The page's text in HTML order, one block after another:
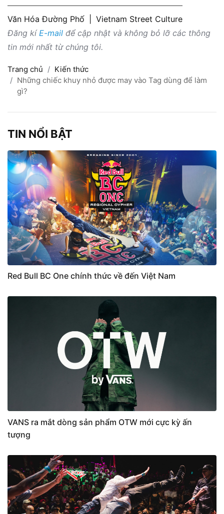
Văn Hóa Đường Phố
Vietnam Street Culture
Đăng kí E-mail để cập nhật và không bỏ lỡ các thông
tin mới nhất từ chúng tôi.
Trang chủ
Kiến thức
Những chiếc khuy nhỏ được may vào Tag dùng để làm
gì?
TIN NỔI BẬT
Red Bull BC One chính thức về đến Việt Nam
VANS ra mắt dòng sản phẩm OTW mới cực kỳ ấn
tượng